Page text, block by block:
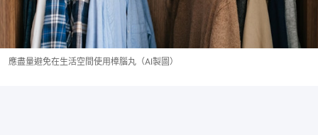
應盡量避免在生活空間使用樟腦丸（AI製圖）